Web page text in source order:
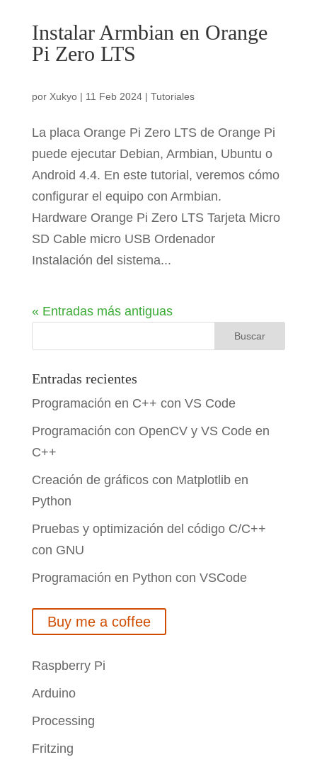
Instalar Armbian en Orange
Pi Zero LTS
por Xukyo| 11 Feb 2024| Tutoriales
La placa Orange Pi Zero LTS de Orange Pi
puede ejecutar Debian, Armbian, Ubuntu o
Android 4.4. En este tutorial, veremos cómo
configurar el equipo con Armbian.
Hardware Orange Pi Zero LTS Tarjeta Micro
SD Cable micro USB Ordenador
Instalación del sistema...
« Entradas más antiguas
Entradas recientes
Programación en C++ con VS Code
Programación con OpenCV y VS Code en
C++
Creación de gráficos con Matplotlib en
Python
Pruebas y optimización del código C/C++
con GNU
Programación en Python con VSCode
Buy me a coffee
Raspberry Pi
Arduino
Processing
Fritzing